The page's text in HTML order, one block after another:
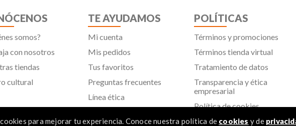
para mejorar tu experiencia. Conoce nuestra política de cookies y de
somos?
con nosotros
tiendas
cultural
TE AYUDAMOS
Mi cuenta
Mis pedidos
Tus favoritos
Preguntas frecuentes
Línea ética
POLÍTICAS
Términos y promociones
Términos tienda virtual
Tratamiento de datos
Transparencia y ética
empresarial
Política de cookies
Aviso de privacidad